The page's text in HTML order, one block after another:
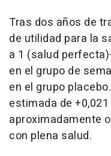
Tras dos años de
de utilidad para la
a 1 (salud
en el grupo de
en el grupo
estimada de
aproximadamente
con plena salud.